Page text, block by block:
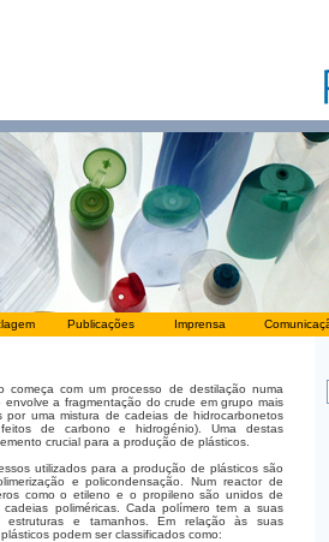
Publicações Imprensa
começa com um processo de destilação numa
envolve a fragmentação do crude em grupo mais
por uma mistura de cadeias de hidrocarbonetos
feitos de carbono e hidrogénio). Uma destas
crucial para a produção de plásticos.
utilizados para a produção de plásticos são
e policondensação. Num reactor de
como o etileno e o propileno são unidos de
poliméricas. Cada polímero tem a suas
estruturas e tamanhos. Em relação às suas
podem ser classificados como: